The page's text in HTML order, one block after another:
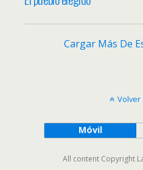
Cargar Más De
Volver
Móvil
All content Copyright